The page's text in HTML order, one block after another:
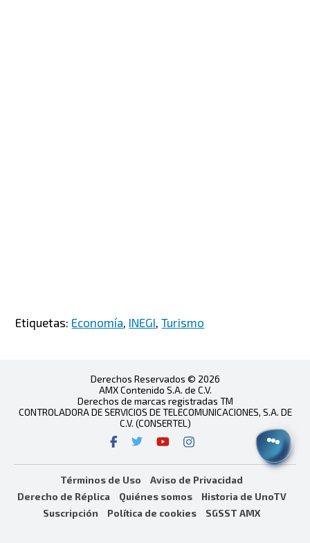
Etiquetas: Economía INEGI ,Turismo
Derechos Reservados © 2026
AMX Contenido S.A. de C.V.
Derechos de marcas registradas TM
CONTROLADORA DE SERVICIOS DE TELECOMUNICACIONES, S.A. DE
C.V. (CONSERTEL)
Términos de Uso
Aviso de Privacidad
Derecho de Réplica
Quiénes somos
Historia de UnoTV
Suscripción
Política de cookies SGSST AMX